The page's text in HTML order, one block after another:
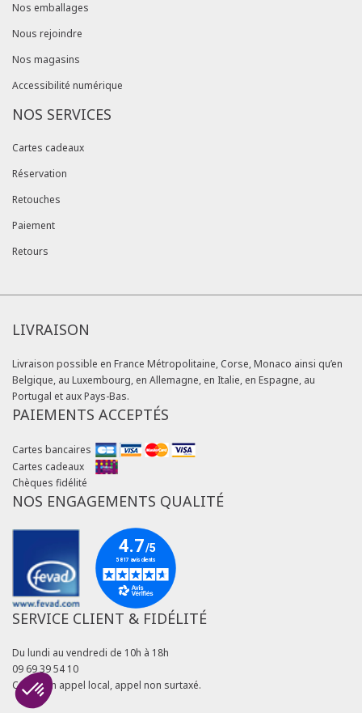
Nos emballages
Nous rejoindre
Nos magasins
Accessibilité numérique
NOS SERVICES
Cartes cadeaux
Réservation
Retouches
Paiement
Retours
LIVRAISON
Livraison possible en France Métropolitaine, Corse, Monaco ainsi qu’en
Belgique, au Luxembourg, en Allemagne, en Italie, en Espagne, au
Portugal et aux Pays-Bas.
PAIEMENTS ACCEPTÉS
Cartes bancaires
Cartes cadeaux
Chèques fidélité
NOS ENGAGEMENTS QUALITÉ
SERVICE CLIENT & FIDÉLITÉ
Du lundi au vendredi de 10h à 18h
09 69 39 54 10
Coût d'un appel local, appel non surtaxé.